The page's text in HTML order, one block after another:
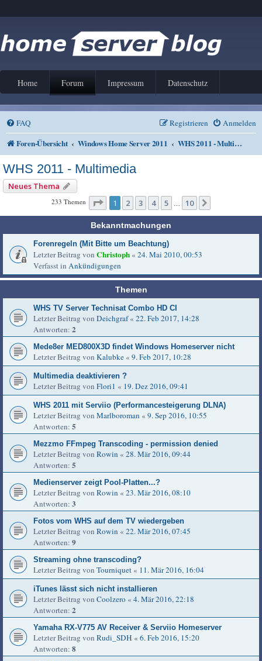
Home Forum Impressum Datenschutz
FAQ Anmelden
Registrieren
Foren-Übersicht Windows Home Server 2011 WHS 2011 - Multimedia
WHS 2011 - Multimedia
Neues Thema
233 Themen Seite 1von 10
1 2 3 4 5 … 10
Bekanntmachungen
Forenregeln (Mit Bitte um Beachtung)
Letzter Beitrag von Christoph « 24. Mai 2010, 00:53
Verfasst in Ankündigungen
Themen
WHS TV Server Technisat Combo HD CI
Letzter Beitrag von Deichgraf« 22. Feb 2017, 14:28
Antworten: 2
Mede8er MED800X3D findet Windows Homeserver nicht
Letzter Beitrag von Kalubke « 9. Feb 2017, 10:28
Multimedia deaktivieren ?
Letzter Beitrag von Flori1 « 19. Dez 2016, 09:41
WHS 2011 mit Serviio (Performancesteigerung DLNA)
Letzter Beitrag von Marlboroman « 9. Sep 2016, 10:55
Antworten: 5
Mezzmo FFmpeg Transcoding - permission denied
Letzter Beitrag von Rowin « 28. Mär 2016, 09:44
Antworten: 5
Medienserver zeigt Pool-Platten...?
Letzter Beitrag von Rowin « 23. Mär 2016, 08:10
Antworten: 3
Fotos vom WHS auf dem TV wiedergeben
Letzter Beitrag von Rowin « 22. Mär 2016, 07:45
Antworten: 9
Streaming ohne transcoding?
Letzter Beitrag von Tourniquet « 11. Mär 2016, 16:04
iTunes lässt sich nicht installieren
Letzter Beitrag von Coolzero « 4. Mär 2016, 22:18
Antworten: 2
Yamaha RX-V775 AV Receiver & Serviio Homeserver
Letzter Beitrag von Rudi_SDH « 6. Feb 2016, 15:20
Antworten: 8